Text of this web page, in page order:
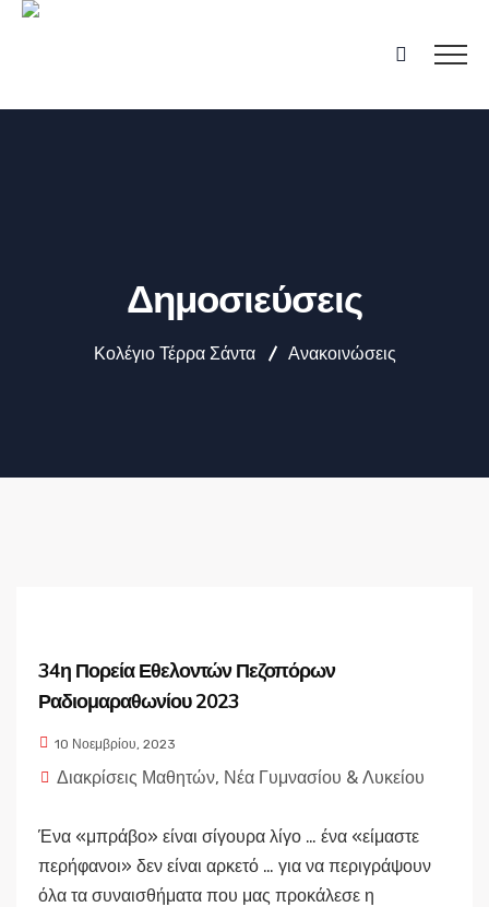
Δημοσιεύσεις
Κολέγιο Τέρρα Σάντα Ανακοινώσεις
34η Πορεία Εθελοντών Πεζοπόρων
Ραδιομαραθωνίου 2023
10 Νοεμβρίου, 2023
Διακρίσεις Μαθητών, Νέα Γυμνασίου & Λυκείου
Ένα «μπράβο» είναι σίγουρα λίγο … ένα «είμαστε
περήφανοι» δεν είναι αρκετό … για να περιγράψουν
όλα τα συναισθήματα που μας προκάλεσε η